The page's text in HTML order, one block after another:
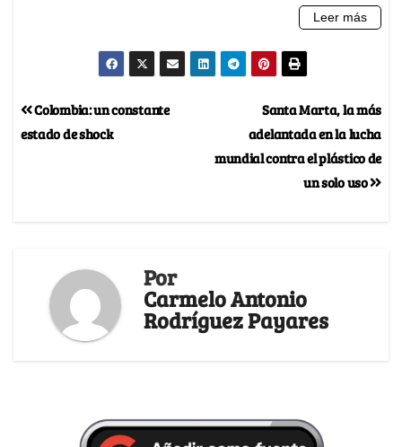
Santa Marta, la más
adelantada en la lucha
mundial contra el plástico de
un solo uso
Colombia: un constante
estado de shock
Por
Carmelo Antonio
Rodríguez Payares